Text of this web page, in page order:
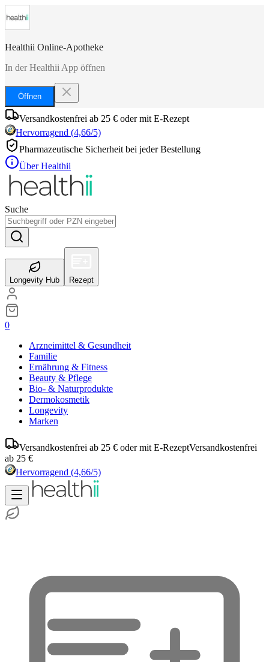
Healthii Online-Apotheke
In der Healthii App öffnen
Öffnen
Versandkostenfrei ab 25 € oder mit E-Rezept
Hervorragend (4,66/5)
Pharmazeutische Sicherheit bei jeder Bestellung
Über Healthii
Suche
Longevity Hub Rezept
0
Arzneimittel & Gesundheit
Familie
Ernährung & Fitness
Beauty & Pflege
Bio- & Naturprodukte
Dermokosmetik
Longevity
Marken
Versandkostenfrei ab 25 € oder mit E-RezeptVersandkostenfrei
ab 25 €
Hervorragend (4,66/5)